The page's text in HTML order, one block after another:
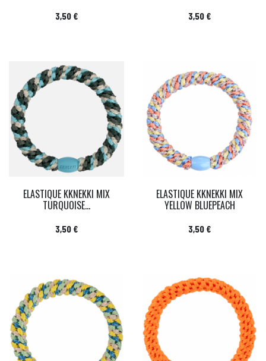
Prix
3,50 € Prix
3,50 €
ELASTIQUE KKNEKKI MIX
TURQUOISE...
Prix
3,50 €
ELASTIQUE KKNEKKI MIX
YELLOW BLUEPEACH
Prix
3,50 €